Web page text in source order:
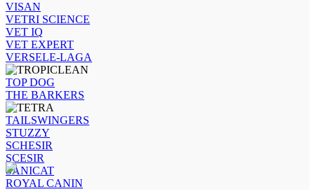
VISAN
VETRI SCIENCE
VET IQ
VET EXPERT
VERSELE-LAGA
TOP DOG
THE BARKERS
TAILSWINGERS
STUZZY
SCHESIR
SCESIR
SANICAT
ROYAL CANIN